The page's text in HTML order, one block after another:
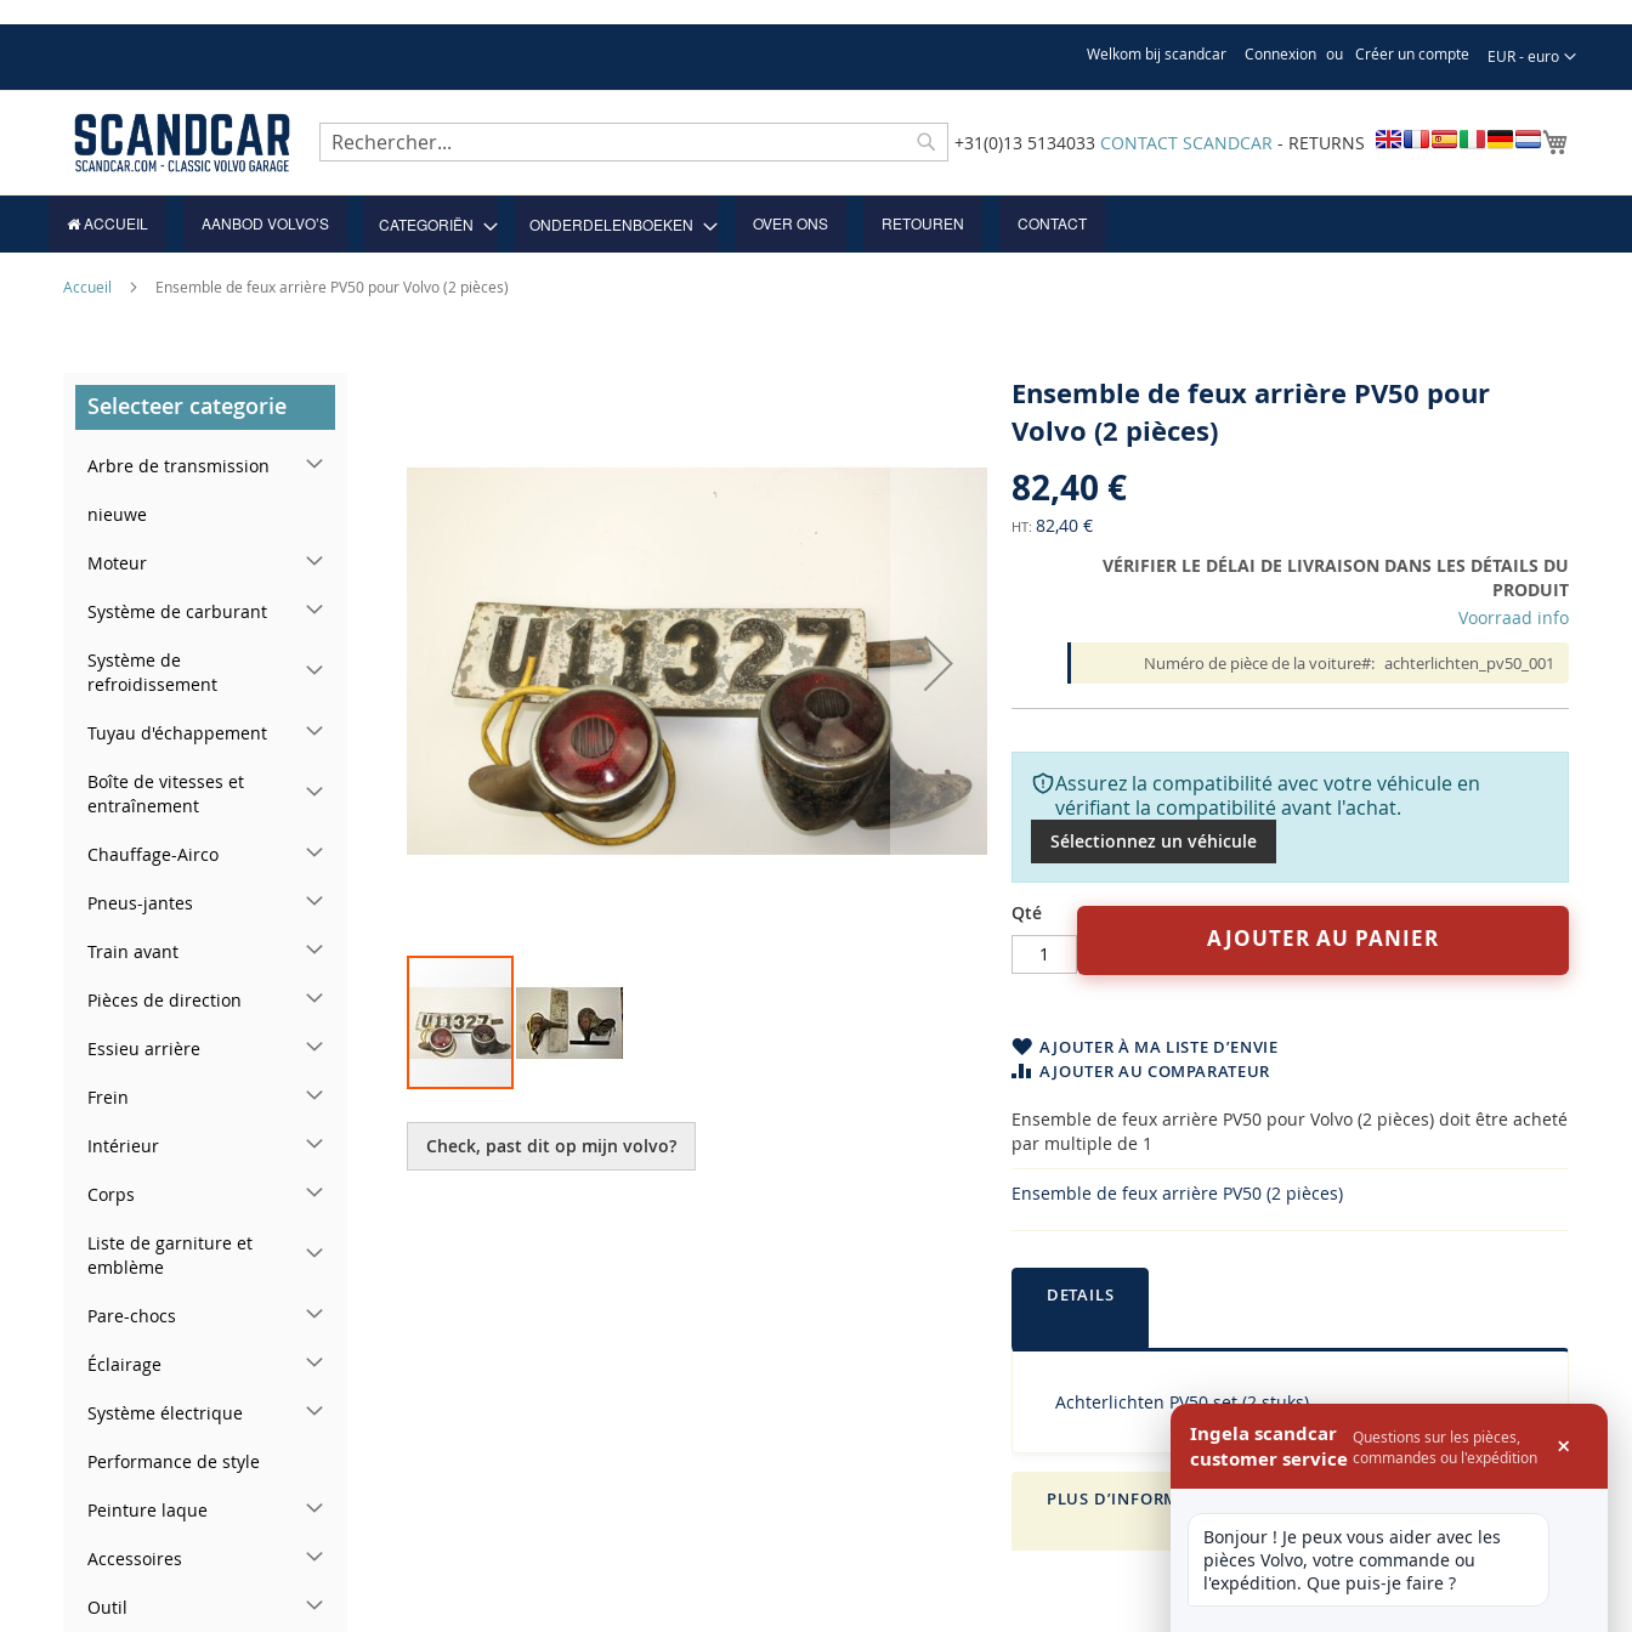
Devise
EUR - euro
Welkom bij scandcar Connexion Créer un compte
contenu
Rechercher
+31(0)13 5134033 CONTACT SCANDCAR - RETURNS
ACCUEIL AANBOD VOLVO’S CATEGORIËN ONDERDELENBOEKEN OVER ONS RETOUREN CONTACT
Accueil Ensemble de feux arrière PV50 pour Volvo (2 pièces)
to
the
beginning
Ensemble de feux arrière PV50 pour
Volvo (2 pièces)
82,40 €
82,40 €
VÉRIFIER LE DÉLAI DE LIVRAISON DANS LES DÉTAILS DU
PRODUIT
Voorraad info
Numéro de pièce de la voiture achterlichten_pv50_001
Assurez la compatibilité avec votre véhicule en
vérifiant la compatibilité avant l'achat.
Sélectionnez un véhicule
Qté
AJOUTER AU PANIER
AJOUTER À MA LISTE D’ENVIE
AJOUTER AU COMPARATEUR
Ensemble de feux arrière PV50 pour Volvo (2 pièces) doit être acheté
par multiple de 1
Ensemble de feux arrière PV50 (2 pièces)
DETAILS
Achterlichten PV50 set (2 stuks)
PLUS D’INFORMATION
Check, past dit op mijn volvo?
Selecteer categorie
Arbre de transmission
nieuwe
Moteur
Système de carburant
Système de
refroidissement
Tuyau d'échappement
Boîte de vitesses et
entraînement
Chauffage-Airco
Pneus-jantes
Train avant
Pièces de direction
Essieu arrière
Frein
Intérieur
Corps
Liste de garniture et
emblème
Pare-chocs
Éclairage
Système électrique
Performance de style
Peinture laque
Accessoires
Outil
Ingela scandcar
customer service
Questions sur les pièces,
commandes ou l'expédition
×
Bonjour ! Je peux vous aider avec les
pièces Volvo, votre commande ou
l'expédition. Que puis-je faire ?